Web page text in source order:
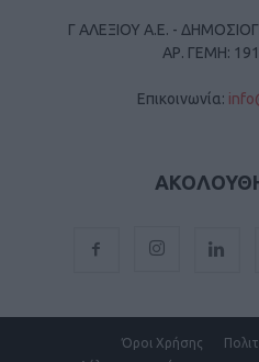
Γ ΑΛΕΞΙΟΥ Α.Ε. -
ΑΡ. ΓΕΜΗ:
Επικοινωνία:
Όροι Χρήσης